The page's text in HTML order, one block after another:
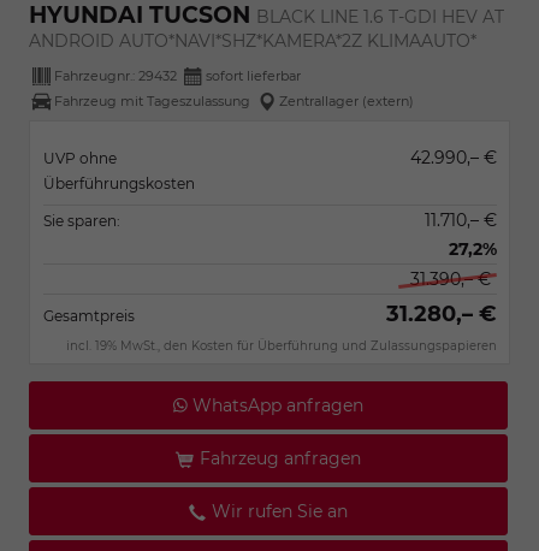
HYUNDAI TUCSON BLACK LINE 1.6 T-GDI HEV AT
ANDROID AUTO*NAVI*SHZ*KAMERA*2Z KLIMAAUTO*
Fahrzeugnr.: 29432
sofort lieferbar
Fahrzeug mit Tageszulassung
Zentrallager (extern)
UVP ohne
Überführungskosten
42.990,– €
Sie sparen:
11.710,– €
27,2%
31.390,– €
Gesamtpreis 31.280,– €
incl. 19% MwSt., den Kosten für Überführung und Zulassungspapieren
WhatsApp anfragen
Fahrzeug anfragen
Wir rufen Sie an